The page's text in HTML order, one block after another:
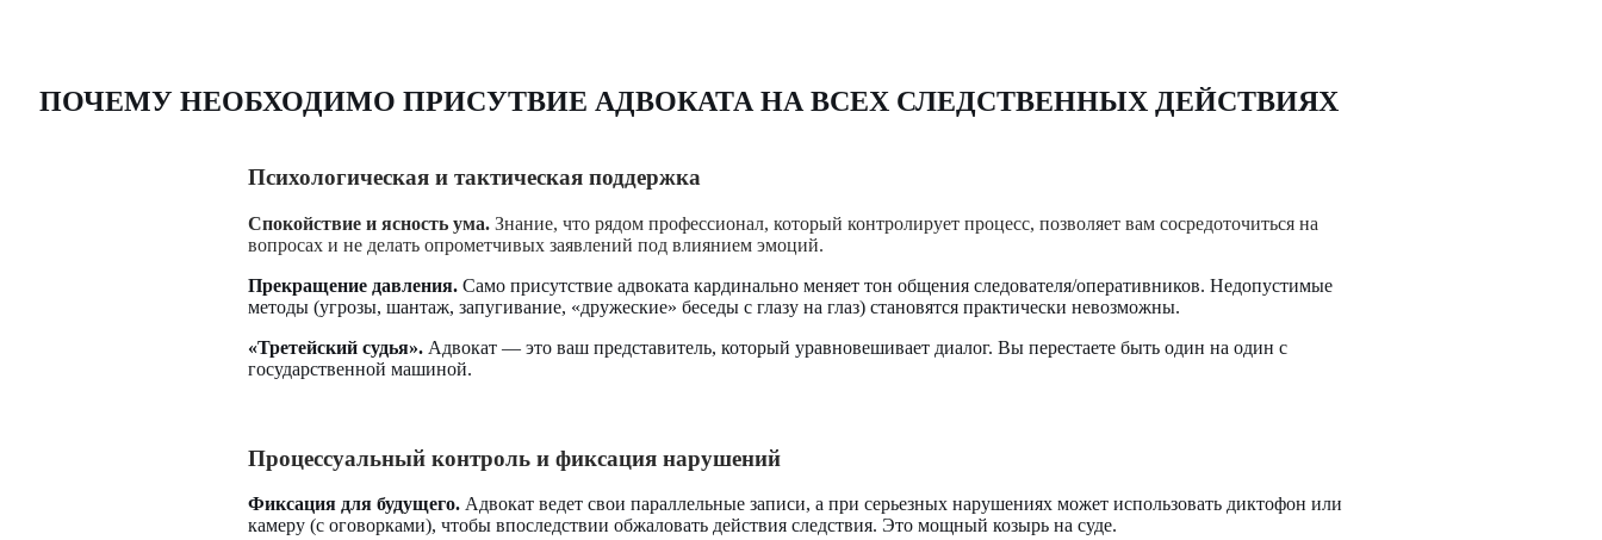
ПОЧЕМУ НЕОБХОДИМО ПРИСУТВИЕ АДВОКАТА НА ВСЕХ СЛЕДСТВЕННЫХ ДЕЙСТВИЯХ
Психологическая и тактическая поддержка
Спокойствие и ясность ума. Знание, что рядом профессионал, который контролирует процесс, позволяет вам сосредоточиться на
вопросах и не делать опрометчивых заявлений под влиянием эмоций.
Прекращение давления. Само присутствие адвоката кардинально меняет тон общения следователя/оперативников. Недопустимые
методы (угрозы, шантаж, запугивание, «дружеские» беседы с глазу на глаз) становятся практически невозможны.
«Третейский судья». Адвокат — это ваш представитель, который уравновешивает диалог. Вы перестаете быть один на один с
государственной машиной.
Процессуальный контроль и фиксация нарушений
Фиксация для будущего. Адвокат ведет свои параллельные записи, а при серьезных нарушениях может использовать диктофон или
камеру (с оговорками), чтобы впоследствии обжаловать действия следствия. Это мощный козырь на суде.